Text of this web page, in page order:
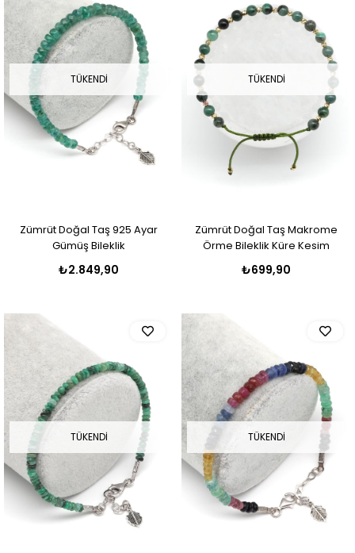
TÜKENDI
Zümrüt Doğal Taş 925 Ayar
Gümüş Bileklik
₺2.849,90
TÜKENDI
Zümrüt Doğal Taş Makrome
Örme Bileklik Küre Kesim
₺699,90
TÜKENDI TÜKENDI